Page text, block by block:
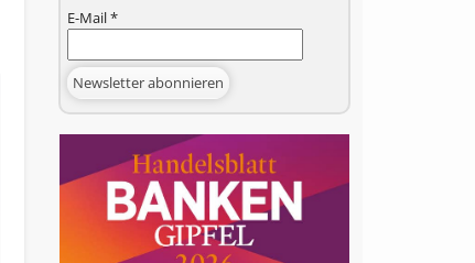
E-Mail*